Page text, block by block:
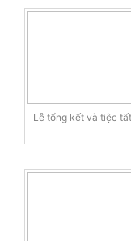
Lễ tổng kết và tiệc